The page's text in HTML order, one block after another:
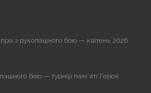
з рукопашного бою — квітень 2026
бою — турнір пам’яті Героя